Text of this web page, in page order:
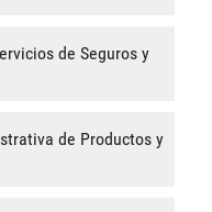
de Seguros y
de Productos y